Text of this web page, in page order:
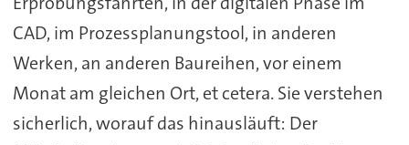
CAD, im Prozessplanungstool, in anderen
Werken, an anderen Baureihen, vor einem
Monat am gleichen Ort, et cetera. Sie verstehen
sicherlich, worauf das hinausläuft: Der